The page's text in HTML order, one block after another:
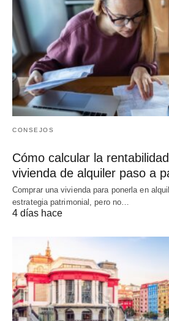
CONSEJOS
Cómo calcular la
vivienda de alquiler paso a
Comprar una vivienda para ponerla en
estrategia patrimonial, pero no…
4 días hace